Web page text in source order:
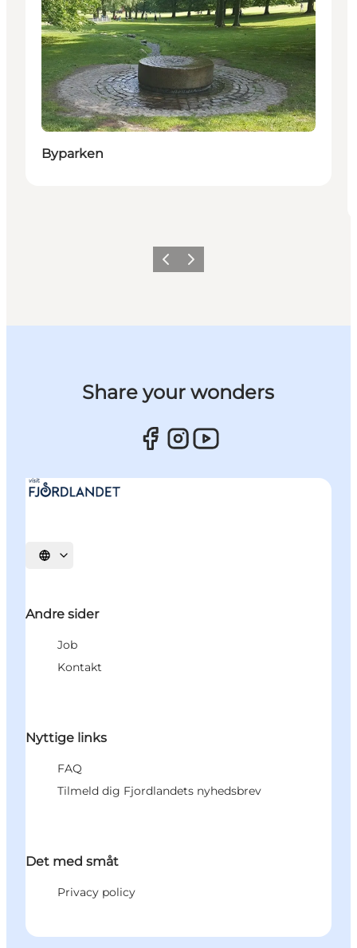
Byparken
Forrige billede
Næste billede
Share your wonders
Vælg sprog
Andre sider
Job
Kontakt
Nyttige links
FAQ
Tilmeld dig Fjordlandets nyhedsbrev
Det med småt
Privacy policy